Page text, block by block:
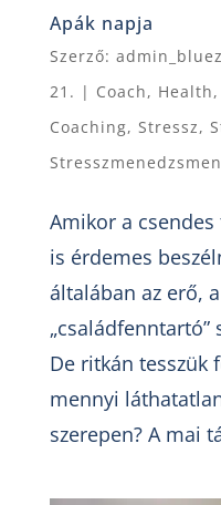
Apák napja
Szerző:
21. | Coach, Health,
Coaching, Stressz,
Amikor a
is érdemes
általában az erő,
De ritkán tesszük
mennyi
szerepen? A mai